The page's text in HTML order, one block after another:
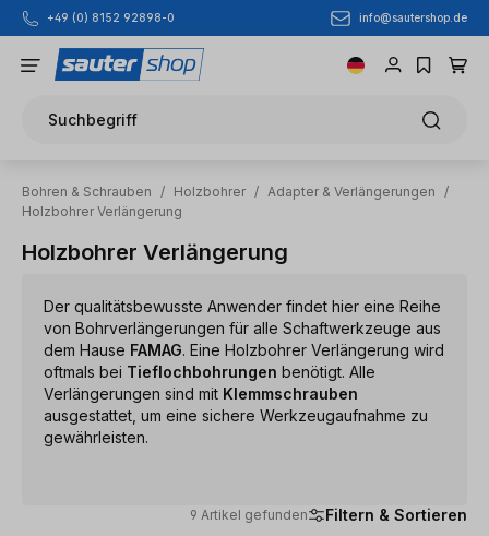
Zum Hauptinhalt springen
+49 (0) 8152 92898-0 info@sautershop.de
Suchbegriff
Bohren & Schrauben / Holzbohrer / Adapter & Verlängerungen
/
Holzbohrer Verlängerung
Holzbohrer Verlängerung
Der qualitätsbewusste Anwender findet hier eine Reihe
von Bohrverlängerungen für alle Schaftwerkzeuge aus
dem Hause FAMAG. Eine Holzbohrer Verlängerung wird
oftmals bei Tieflochbohrungen benötigt. Alle
Verlängerungen sind mit Klemmschrauben
ausgestattet, um eine sichere Werkzeugaufnahme zu
gewährleisten.
9 Artikel gefunden Filtern & Sortieren